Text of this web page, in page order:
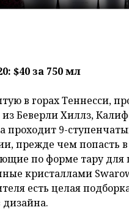
$40 за 750 мл
в горах Теннесси,
Беверли Хиллз,
проходит 9-
прежде чем попасть
по форме тару для
кристаллами
есть целая
дизайна.